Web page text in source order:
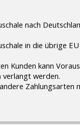
nach
in die übrige
Kunden kann
verlangt werden.
Zahlungsarten